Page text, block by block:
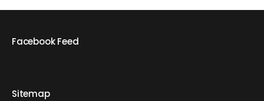
Facebook Feed
Sitemap